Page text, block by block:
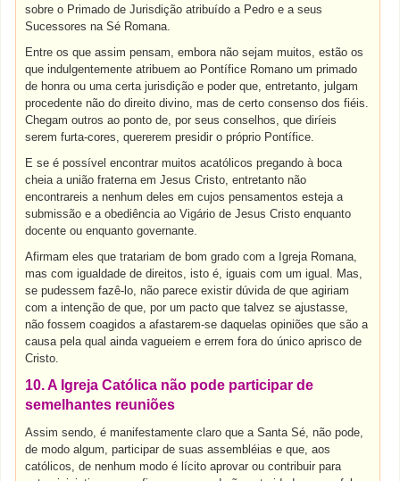
sobre o Primado de Jurisdição atribuído a Pedro e a seus
Sucessores na Sé Romana.
Entre os que assim pensam, embora não sejam muitos, estão os
que indulgentemente atribuem ao Pontífice Romano um primado
de honra ou uma certa jurisdição e poder que, entretanto, julgam
procedente não do direito divino, mas de certo consenso dos fiéis.
Chegam outros ao ponto de, por seus conselhos, que diríeis
serem furta-cores, quererem presidir o próprio Pontífice.
E se é possível encontrar muitos acatólicos pregando à boca
cheia a união fraterna em Jesus Cristo, entretanto não
encontrareis a nenhum deles em cujos pensamentos esteja a
submissão e a obediência ao Vigário de Jesus Cristo enquanto
docente ou enquanto governante.
Afirmam eles que tratariam de bom grado com a Igreja Romana,
mas com igualdade de direitos, isto é, iguais com um igual. Mas,
se pudessem fazê-lo, não parece existir dúvida de que agiriam
com a intenção de que, por um pacto que talvez se ajustasse,
não fossem coagidos a afastarem-se daquelas opiniões que são a
causa pela qual ainda vagueiem e errem fora do único aprisco de
Cristo.
10. A Igreja Católica não pode participar de
semelhantes reuniões
Assim sendo, é manifestamente claro que a Santa Sé, não pode,
de modo algum, participar de suas assembléias e que, aos
católicos, de nenhum modo é lícito aprovar ou contribuir para